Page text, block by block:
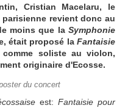
Cristian Macelaru, le
revient donc au
moins que la Symphonie
était proposé la Fantaisie
soliste au violon,
originaire d'Ecosse.
du concert
est: Fantaisie pour